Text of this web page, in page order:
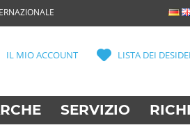
LISTA DEI
IL MIO ACCOUNT
SERVIZIO